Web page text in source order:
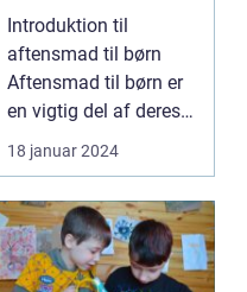
moderne tilgange
Introduktion til
aftensmad til børn
Aftensmad til børn er
en vigtig del af deres
daglige ernæring o...
18 januar 2024